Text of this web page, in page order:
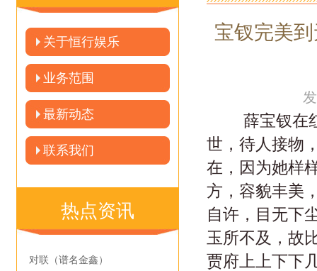
关于恒行娱乐
业务范围
最新动态
联系我们
热点资讯
对联（谱名金鑫）
宝钗完美
薛宝钗在红
世，待人接物
在，因为她样
方，容貌丰美
自许，目无下
玉所不及，故
贾府上上下下